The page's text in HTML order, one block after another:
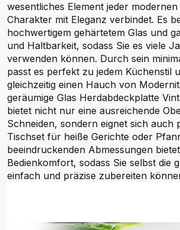
wesentliches Element jeder modernen
Charakter mit Eleganz verbindet. Es
hochwertigem gehärtetem Glas und
und Haltbarkeit, sodass Sie es viele
verwenden können. Durch sein
passt es perfekt zu jedem Küchenstil
gleichzeitig einen Hauch von
geräumige Glas Herdabdeckplatte
bietet nicht nur eine ausreichende
Schneiden, sondern eignet sich auch
Tischset für heiße Gerichte oder
beeindruckenden Abmessungen
Bedienkomfort, sodass Sie selbst die
einfach und präzise zubereiten